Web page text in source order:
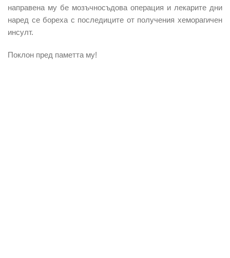
направена му бе мозъчносъдова операция и лекарите дни
наред се бореха с последиците от получения хеморагичен
инсулт.
Поклон пред паметта му!